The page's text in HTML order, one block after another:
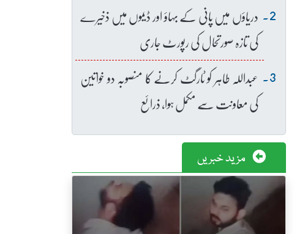
دریاؤں میں پانی کے بہاؤ اور ڈیموں میں ذخیرے
کی تازہ صورتحال کی رپورٹ جاری
عبداللہ طاہر کو ٹارگٹ کرنے کا منصوبہ دو خواتین
کی معاونت سے مکمل ہوا، ذرائع
مزید خبریں